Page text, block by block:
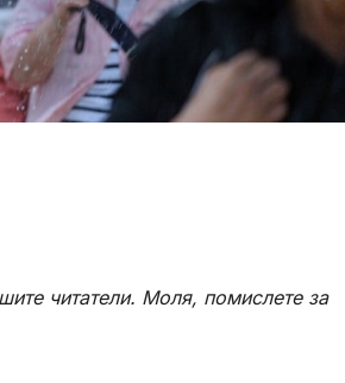
читатели. Моля, помислете за